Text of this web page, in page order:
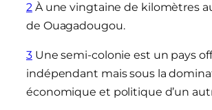
2À une vingtaine de kilomètres
de Ouagadougou.
3Une semi-colonie est un pays
indépendant mais sous la
économique et politique d’un